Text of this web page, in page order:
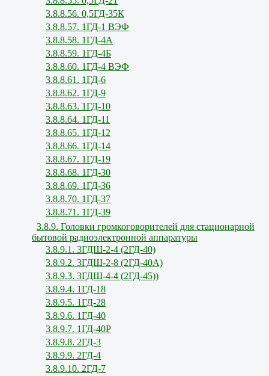
3.8.8.56. 0,5ГД-35К
3.8.8.57. 1ГД-1 ВЭФ
3.8.8.58. 1ГД-4А
3.8.8.59. 1ГД-4Б
3.8.8.60. 1ГД-4 ВЭФ
3.8.8.61. 1ГД-6
3.8.8.62. 1ГД-9
3.8.8.63. 1ГД-10
3.8.8.64. 1ГД-11
3.8.8.65. 1ГД-12
3.8.8.66. 1ГД-14
3.8.8.67. 1ГД-19
3.8.8.68. 1ГД-30
3.8.8.69. 1ГД-36
3.8.8.70. 1ГД-37
3.8.8.71. 1ГД-39
3.8.9. Головки громкоговорителей для стационарной
бытовой радиоэлектронной аппаратуры
3.8.9.1. 3ГДШ-2-4 (2ГД-40)
3.8.9.2. 3ГДШ-2-8 (2ГД-40А)
3.8.9.3. 3ГДШ-4-4 (2ГД-45))
3.8.9.4. 1ГД-18
3.8.9.5. 1ГД-28
3.8.9.6. 1ГД-40
3.8.9.7. 1ГД-40Р
3.8.9.8. 2ГД-3
3.8.9.9. 2ГД-4
3.8.9.10. 2ГД-7